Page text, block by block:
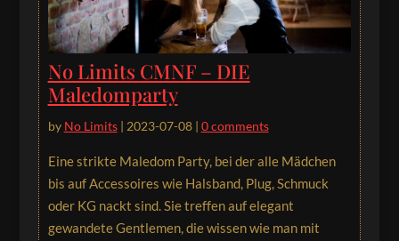
No Limits CMNF – DIE
Maledomparty
by No Limits| 2023-07-08| 0 comments
Eine strikte Maledom Party, bei der alle Mädchen
bis auf Accessoires wie Halsband, Plug, Schmuck
oder KG nackt sind. Sie treffen auf elegant
gewandete Gentlemen, die wissen wie man mit